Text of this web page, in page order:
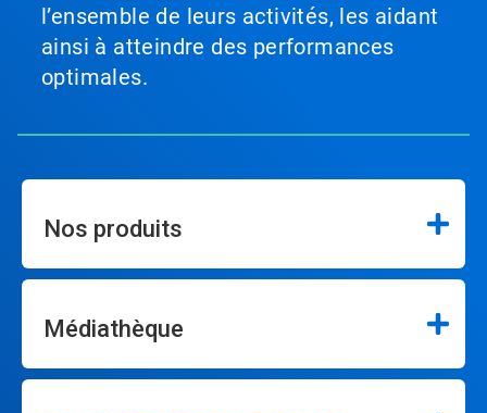
l’ensemble de leurs activités, les aidant
ainsi à atteindre des performances
optimales.
Nos produits
Médiathèque